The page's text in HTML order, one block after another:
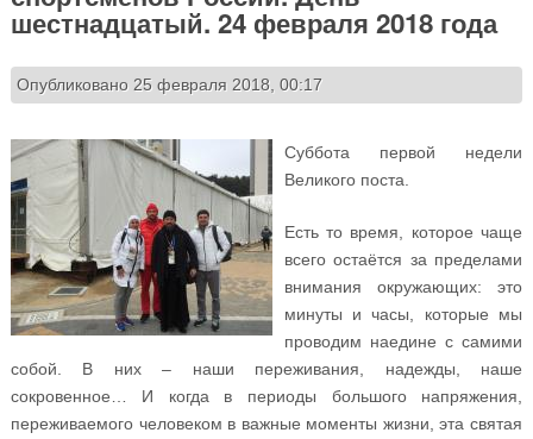
шестнадцатый. 24 февраля 2018 года
Опубликовано 25 февраля 2018, 00:17
Суббота первой недели
Великого поста.
Есть то время, которое чаще
всего остаётся за пределами
внимания окружающих: это
минуты и часы, которые мы
проводим наедине с самими
собой. В них – наши переживания, надежды, наше
сокровенное… И когда в периоды большого напряжения,
переживаемого человеком в важные моменты жизни, эта святая